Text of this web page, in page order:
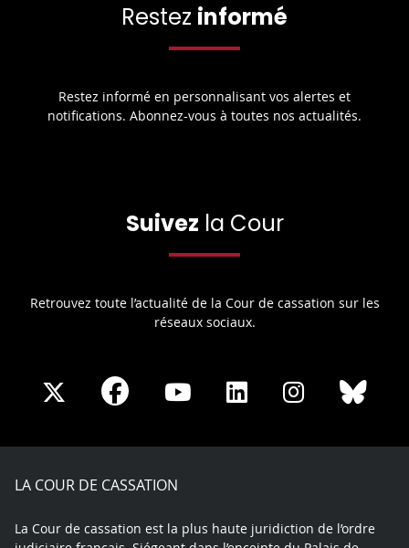
Restez informé
Restez informé en personnalisant vos alertes et
notifications. Abonnez-vous à toutes nos actualités.
Suivez la Cour
Retrouvez toute l’actualité de la Cour de cassation sur les
réseaux sociaux.
Share
X
Share
Facebook
Share
Youtube
Share
LinkedIn
Share
Instagram
LA COUR DE CASSATION
La Cour de cassation est la plus haute juridiction de l’ordre